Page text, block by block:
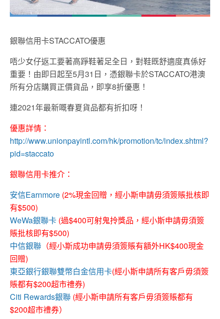
銀聯信用卡STACCATO優惠
唔少女仔返工要著高踭鞋著足全日，對鞋既舒適度真係好
重要！由即日起至5月31日，憑銀聯卡於STACCATO港澳
所有分店購買正價貨品，即享8折優惠！
連2021年最新嘅春夏貨品都有折扣呀！
優惠詳情：
http://www.unionpayintl.com/hk/promotion/tc/index.shtml?
pid=staccato
銀聯信用卡推介：
安信Earnmore (2%現金回贈，經小斯申請毋須簽賬批核即
有$500)
WeWa銀聯卡 (過$400可射鬼拎獎品，經小斯申請毋須簽
賬批核即有$500)
中信銀聯 （經小斯成功申請毋須簽賬有額外HK$400現金
回贈)
東亞銀行銀聯雙幣白金信用卡(經小斯申請所有客戶毋須簽
賬都有$200超市禮券)
Citi Rewards銀聯 (經小斯申請所有客戶毋須簽賬都有
$200超市禮券）